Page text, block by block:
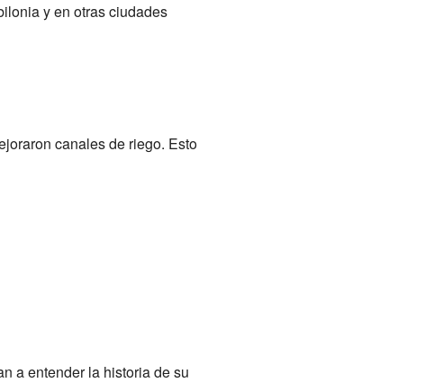
y en otras ciudades
canales de riego. Esto
a entender la historia de su